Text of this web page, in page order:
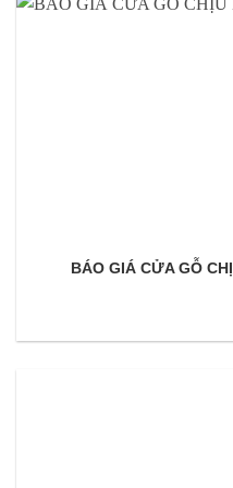
BÁO GIÁ CỬA GỖ